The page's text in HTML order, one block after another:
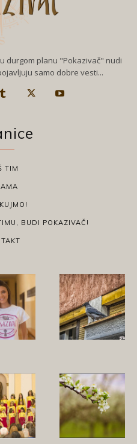
durgom planu "Pokazivač" nudi
samo dobre vesti...
TIM
BUDI POKAZIVAČ!